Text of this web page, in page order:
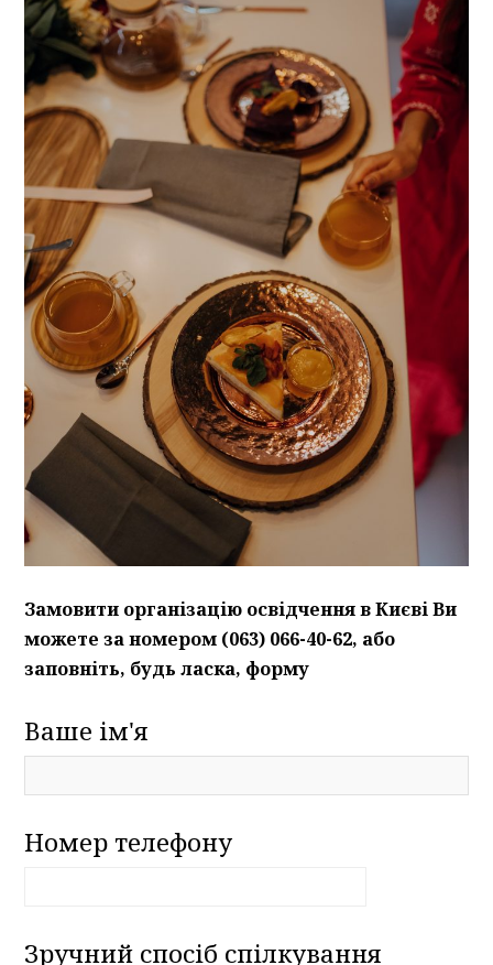
Замовити організацію освідчення в Києві Ви
можете за номером (063) 066-40-62, або
заповніть, будь ласка, форму
Ваше ім'я
Номер телефону
Зручний спосіб спілкування